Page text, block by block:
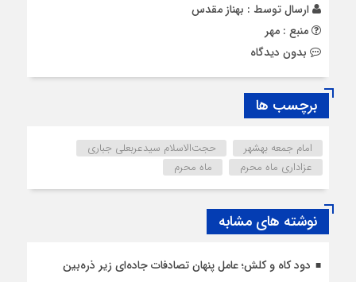
ارسال توسط : بهناز مقدس
منبع : مهر
بدون دیدگاه
برچسب ها
امام جمعه بهشهر
حجت‌الاسلام سیدعربعلی جباری
عزاداری ماه محرم
ماه محرم
نوشته های مشابه
دود کاه و کلش؛ عامل پنهان تصادفات جاده‌ای زیر ذره‌بین